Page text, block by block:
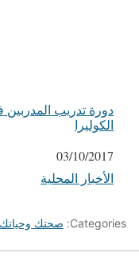
دورة تدريب
الكوليرا
التاريخ
03/10/2017
في ما يتعلق بما يأتي
الأخبار المحلية
Categories: صحتك وحياتك